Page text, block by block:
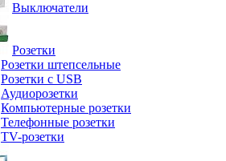
Выключатели
Розетки
Розетки штепсельные
Розетки с USB
Аудиорозетки
Компьютерные розетки
Телефонные розетки
TV-розетки